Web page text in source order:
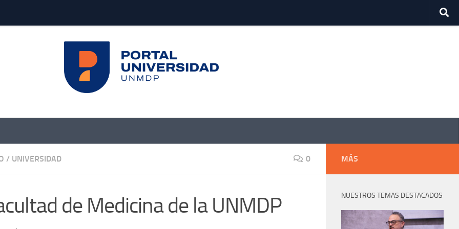
/ UNIVERSIDAD 0
de Medicina de la UNMDP
MÁS
NUESTROS TEMAS DESTACADOS